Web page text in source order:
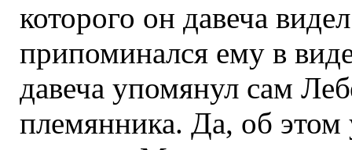
которого он давеча
припоминался ему в
давеча упомянул сам
племянника. Да, об